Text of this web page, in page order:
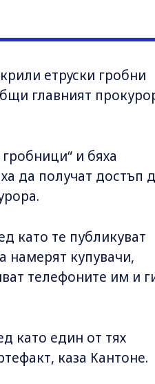
етруски гробни
главният
и бяха
да получат достъп
като те публикуват
намерят купувачи,
телефоните им и
като един от тях
каза Кантоне.